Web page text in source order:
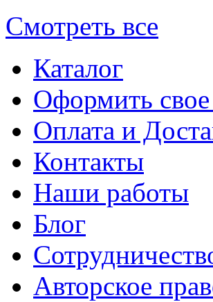
Смотреть все
Каталог
Оформить
Оплата и
Контакты
Наши работы
Блог
Авторское